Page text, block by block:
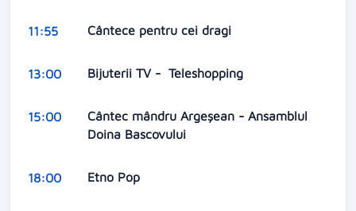
11:55 Cântece pentru cei dragi
13:00 Bijuterii TV - Teleshopping
15:00
Cântec mândru Argeșean - Ansamblul
Doina Bascovului
18:00 Etno Pop